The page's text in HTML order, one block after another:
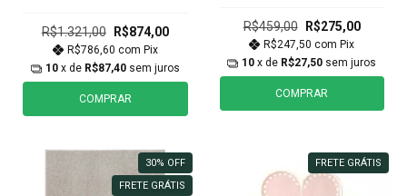
R$1.321,00 R$874,00
R$786,60 com Pix
10 x de R$87,40 sem juros
COMPRAR
R$459,00 R$275,00
R$247,50com Pix
10 x de R$27,50 sem juros
COMPRAR
30% OFF
FRETE GRÁTIS
FRETE GRÁTIS